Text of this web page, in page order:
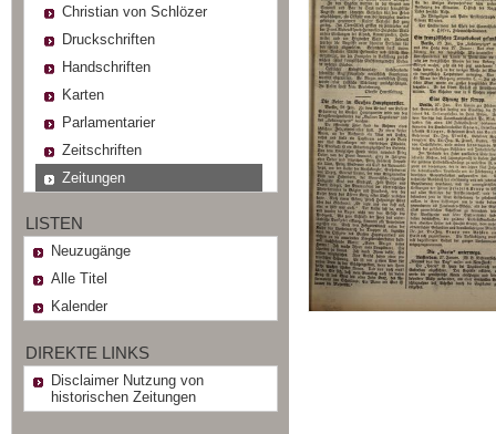
Christian von Schlözer
Druckschriften
Handschriften
Karten
Parlamentarier
Zeitschriften
Zeitungen
LISTEN
Neuzugänge
Alle Titel
Kalender
DIREKTE LINKS
Disclaimer Nutzung von
historischen Zeitungen